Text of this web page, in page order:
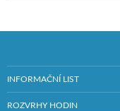
INFORMAČNÍ LIST
ROZVRHY HODIN